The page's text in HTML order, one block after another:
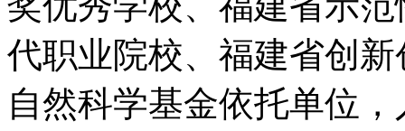
代职业院校、福建省创
自然科学基金依托单位